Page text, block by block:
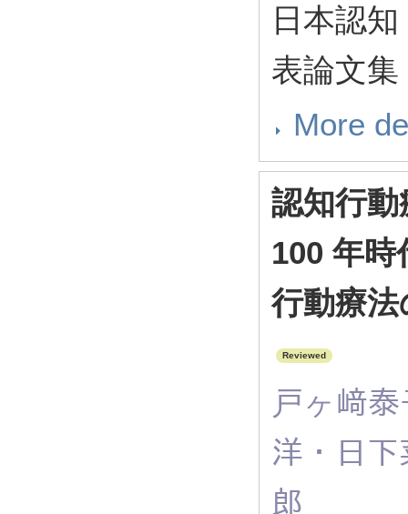
日本認
表論文
More
認知行
100 年
行動療
Reviewed
戸ヶ﨑
洋・日
郎